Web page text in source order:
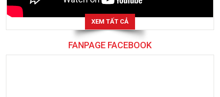
XEM TẤT CẢ
FANPAGE FACEBOOK